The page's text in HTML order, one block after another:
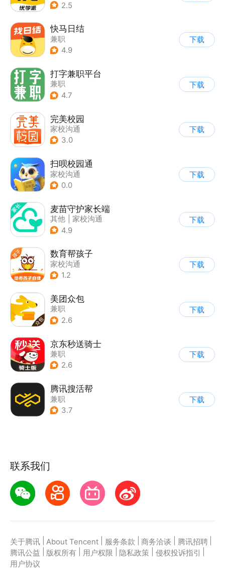
2.5
快马日结
兼职
4.9
下载
打字兼职平台
兼职
4.7
下载
完美校园
家校沟通
3.0
下载
扫呗校园通
家校沟通
0.0
下载
麦苗守护家长端
其他
家校沟通
4.9
下载
数育帮孩子
家校沟通
1.2
下载
美团众包
兼职
2.6
下载
京东秒送骑士
兼职
2.6
下载
腾讯搜活帮
兼职
3.7
下载
联系我们
关于腾讯 About Tencent 服务条款 商务洽谈 腾讯招聘
腾讯公益
版权所有 用户权限 隐私政策 侵权投诉指引
用户协议